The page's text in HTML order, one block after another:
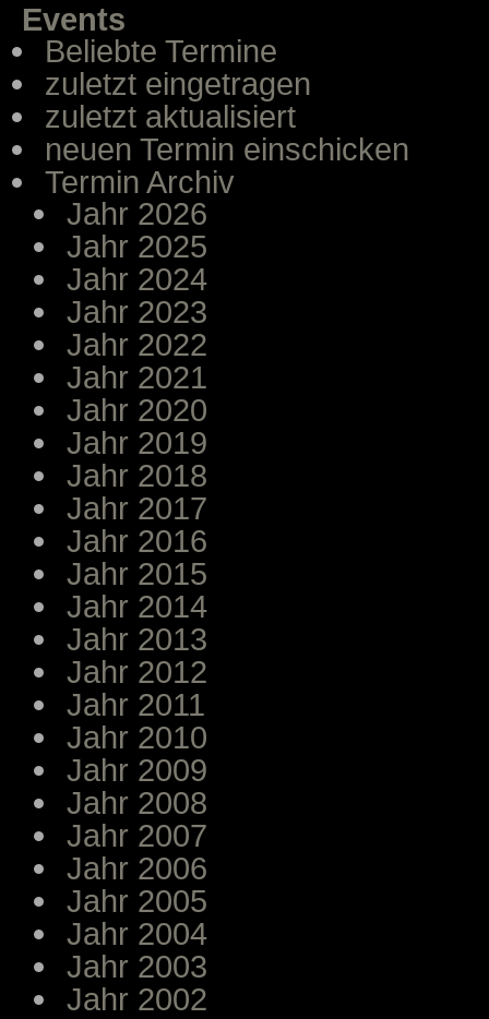
Events
Beliebte Termine
zuletzt eingetragen
zuletzt aktualisiert
neuen Termin einschicken
Termin Archiv
Jahr 2026
Jahr 2025
Jahr 2024
Jahr 2023
Jahr 2022
Jahr 2021
Jahr 2020
Jahr 2019
Jahr 2018
Jahr 2017
Jahr 2016
Jahr 2015
Jahr 2014
Jahr 2013
Jahr 2012
Jahr 2011
Jahr 2010
Jahr 2009
Jahr 2008
Jahr 2007
Jahr 2006
Jahr 2005
Jahr 2004
Jahr 2003
Jahr 2002